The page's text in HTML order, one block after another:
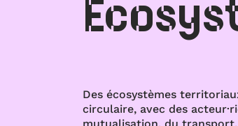
Des écosystèmes
circulaire, avec des